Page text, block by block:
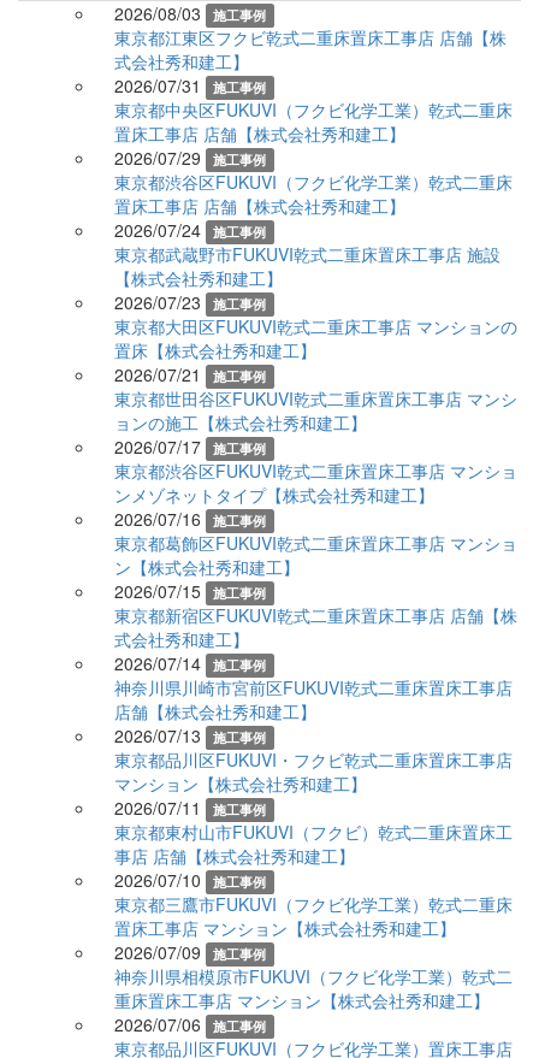
2026/08/03
施工事例
東京都江東区フクビ乾式二重床置床工事店 店舗【株
式会社秀和建工】
2026/07/31
施工事例
東京都中央区FUKUVI（フクビ化学工業）乾式二重床
置床工事店 店舗【株式会社秀和建工】
2026/07/29
施工事例
東京都渋谷区FUKUVI（フクビ化学工業）乾式二重床
置床工事店 店舗【株式会社秀和建工】
2026/07/24
施工事例
東京都武蔵野市FUKUVI乾式二重床置床工事店 施設
【株式会社秀和建工】
2026/07/23
施工事例
東京都大田区FUKUVI乾式二重床工事店 マンションの
置床【株式会社秀和建工】
2026/07/21
施工事例
東京都世田谷区FUKUVI乾式二重床置床工事店 マンシ
ョンの施工【株式会社秀和建工】
2026/07/17
施工事例
東京都渋谷区FUKUVI乾式二重床置床工事店 マンショ
ンメゾネットタイプ【株式会社秀和建工】
2026/07/16
施工事例
東京都葛飾区FUKUVI乾式二重床置床工事店 マンショ
ン【株式会社秀和建工】
2026/07/15
施工事例
東京都新宿区FUKUVI乾式二重床置床工事店 店舗【株
式会社秀和建工】
2026/07/14
施工事例
神奈川県川崎市宮前区FUKUVI乾式二重床置床工事店
店舗【株式会社秀和建工】
2026/07/13
施工事例
東京都品川区FUKUVI・フクビ乾式二重床置床工事店
マンション【株式会社秀和建工】
2026/07/11
施工事例
東京都東村山市FUKUVI（フクビ）乾式二重床置床工
事店 店舗【株式会社秀和建工】
2026/07/10
施工事例
東京都三鷹市FUKUVI（フクビ化学工業）乾式二重床
置床工事店 マンション【株式会社秀和建工】
2026/07/09
施工事例
神奈川県相模原市FUKUVI（フクビ化学工業）乾式二
重床置床工事店 マンション【株式会社秀和建工】
2026/07/06
施工事例
東京都品川区FUKUVI（フクビ化学工業）置床工事店